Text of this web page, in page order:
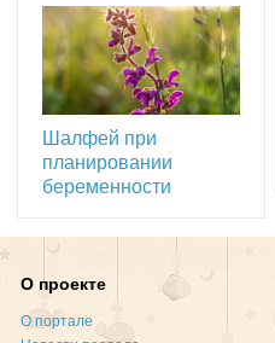
Шалфей при
планировании
беременности
О проекте
О портале